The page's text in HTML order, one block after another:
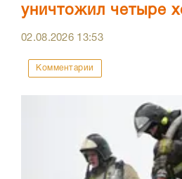
уничтожил четыре
02.08.2026 13:53
Комментарии